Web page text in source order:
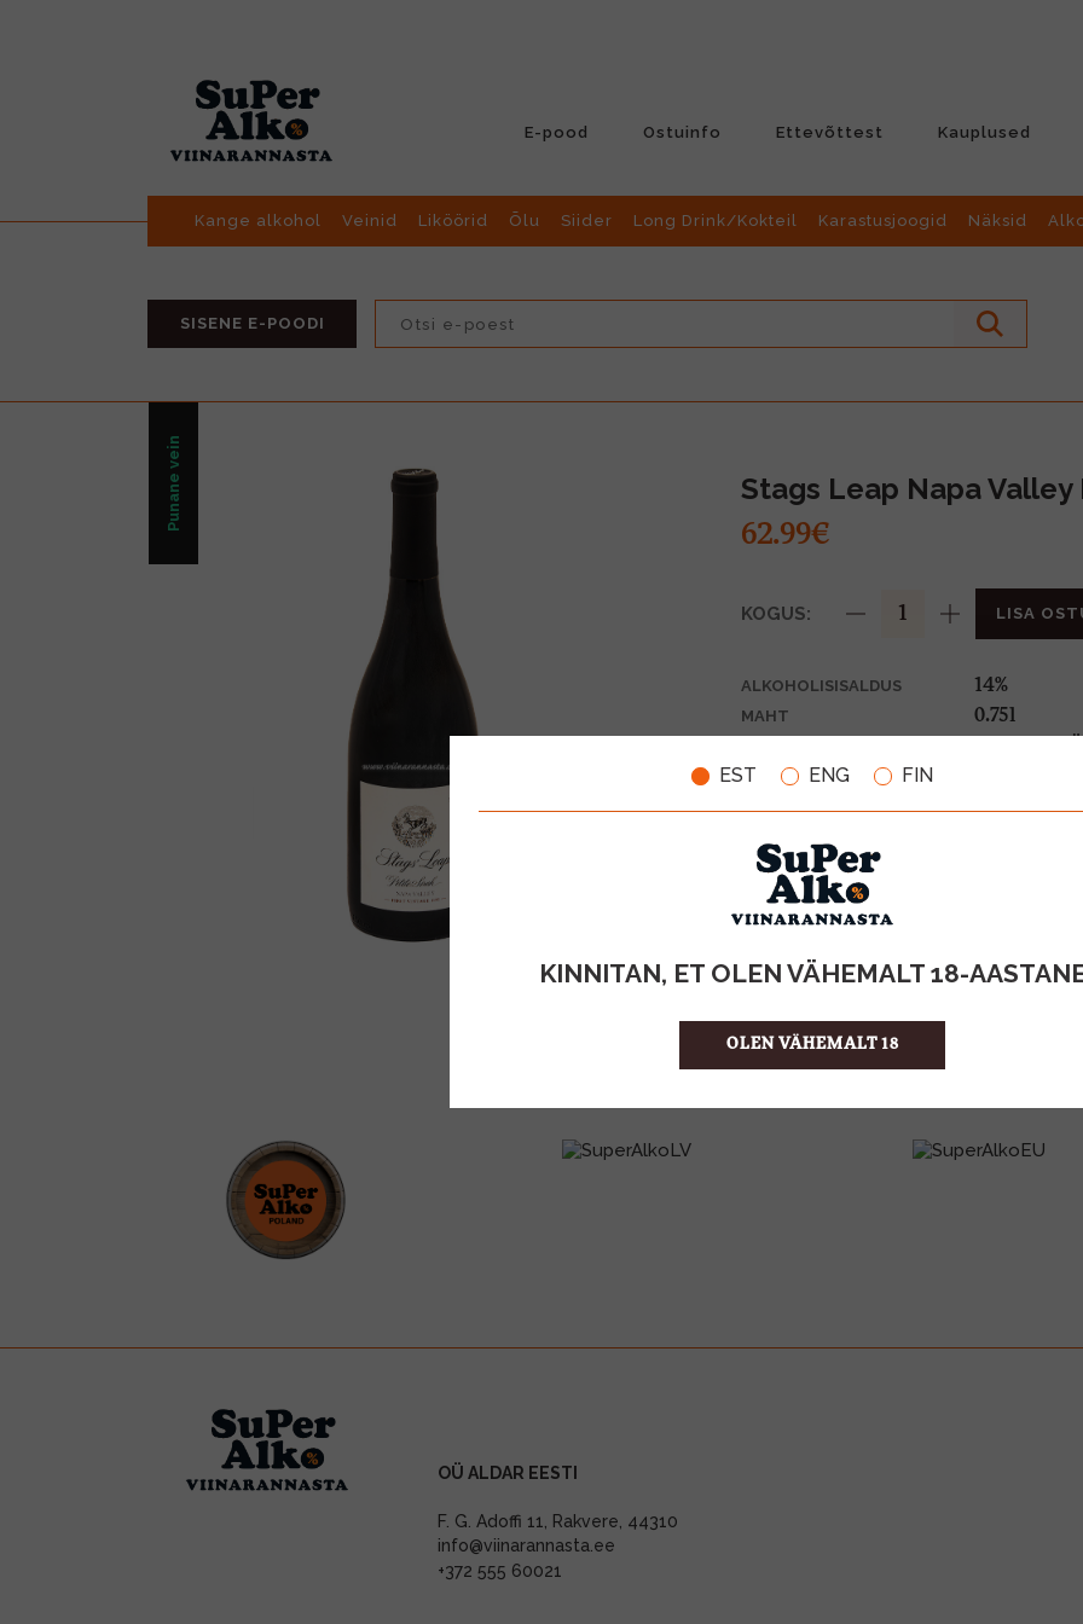
EST ENG FIN
KINNITAN, ET OLEN VÄHEMALT 18-
OLEN VÄHEMALT 18
E-pood Ostuinfo Ettevõttest Kauplused
Kange alkohol Veinid Liköörid Õlu Siider Long Drink/Kokteil Karastusjoogid Näksid
SISENE E-POODI
Punane vein Stags Leap Napa Valley
62.99€
KOGUS: LISA
ALKOHOLISISALDUS 14%
MAHT 0.75l
TOOTE LIIK
ÜHIKU HIND
KOGUS KASTIS
OÜ ALDAR EESTI
F. G. Adoffi 11, Rakvere, 44310
info@viinarannasta.ee
+372 555 60021